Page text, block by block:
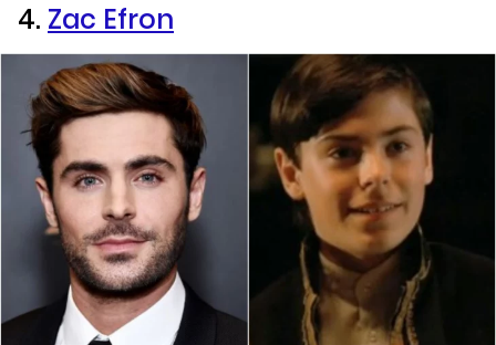
4. Zac Efron